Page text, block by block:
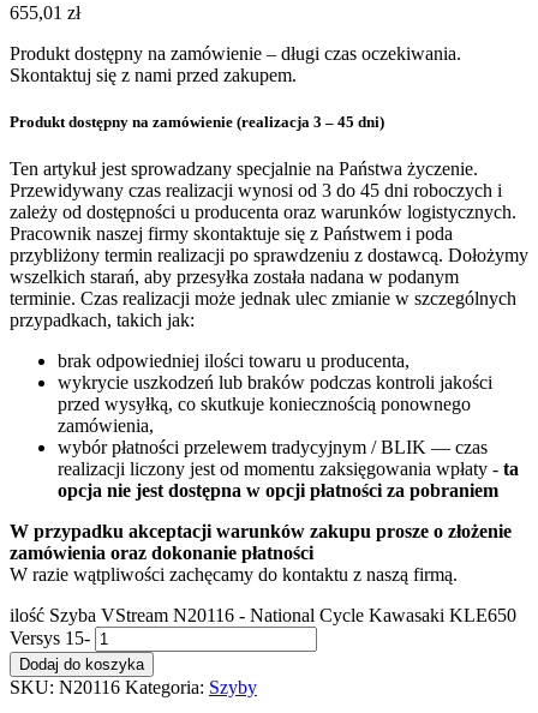
655,01 zł
Produkt dostępny na zamówienie – długi czas oczekiwania.
Skontaktuj się z nami przed zakupem.
Produkt dostępny na zamówienie (realizacja 3 – 45 dni)
Ten artykuł jest sprowadzany specjalnie na Państwa życzenie.
Przewidywany czas realizacji wynosi od 3 do 45 dni roboczych i
zależy od dostępności u producenta oraz warunków logistycznych.
Pracownik naszej firmy skontaktuje się z Państwem i poda
przybliżony termin realizacji po sprawdzeniu z dostawcą. Dołożymy
wszelkich starań, aby przesyłka została nadana w podanym
terminie. Czas realizacji może jednak ulec zmianie w szczególnych
przypadkach, takich jak:
brak odpowiedniej ilości towaru u producenta,
wykrycie uszkodzeń lub braków podczas kontroli jakości
przed wysyłką, co skutkuje koniecznością ponownego
zamówienia,
wybór płatności przelewem tradycyjnym / BLIK — czas
realizacji liczony jest od momentu zaksięgowania wpłaty - ta
opcja nie jest dostępna w opcji płatności za pobraniem
W przypadku akceptacji warunków zakupu prosze o złożenie
zamówienia oraz dokonanie płatności
W razie wątpliwości zachęcamy do kontaktu z naszą firmą.
ilość Szyba VStream N20116 - National Cycle Kawasaki KLE650
Versys 15-
Dodaj do koszyka
SKU: N20116 Kategoria: Szyby